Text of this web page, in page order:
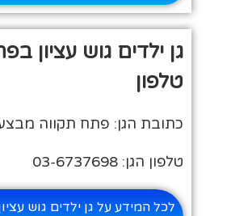
גן ילדים גוש עציון
טלפון
כתובת הגן: פתח תקווה מבצע
טלפון הגן: 03-6737698
לכל המידע על גן ילדים גוש